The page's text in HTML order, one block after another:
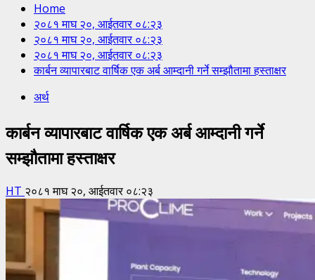
Home
२०८१ माघ २०, आईतवार ०८:२३
२०८१ माघ २०, आईतवार ०८:२३
२०८१ माघ २०, आईतवार ०८:२३
कार्बन व्यापारबाट वार्षिक एक अर्ब आम्दानी गर्ने सम्झौतामा हस्ताक्षर
अर्थ
कार्बन व्यापारबाट वार्षिक एक अर्ब आम्दानी गर्ने
सम्झौतामा हस्ताक्षर
HT २०८१ माघ २०, आईतवार ०८:२३